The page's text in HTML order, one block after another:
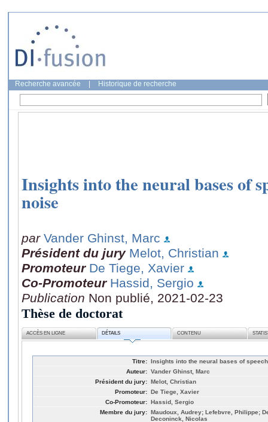
Recherche avancée Historique de recherche
Insights into the neural bases of
noise
par Vander Ghinst, Marc
Président du jury Melot, Christian
Promoteur De Tiege, Xavier
Co-Promoteur Hassid, Sergio
Publication Non publié, 2021-02-23
Thèse de doctorat
ACCÈS EN LIGNE DÉTAILS CONTENU
Titre: Insights into the neural bases of
Auteur: Vander Ghinst, Marc
Président du jury: Melot, Christian
Promoteur: De Tiege, Xavier
Co-Promoteur: Hassid, Sergio
Membre du jury: Maudoux, Audrey; Lefebvre, Philippe;
Deconinck, Nicolas